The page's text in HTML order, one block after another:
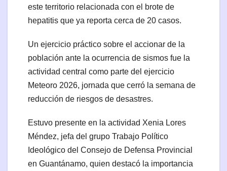
este territorio relacionada con el brote de
hepatitis que ya reporta cerca de 20 casos.
Un ejercicio práctico sobre el accionar de la
población ante la ocurrencia de sismos fue la
actividad central como parte del ejercicio
Meteoro 2026, jornada que cerró la semana de
reducción de riesgos de desastres.
Estuvo presente en la actividad Xenia Lores
Méndez, jefa del grupo Trabajo Político
Ideológico del Consejo de Defensa Provincial
en Guantánamo, quien destacó la importancia